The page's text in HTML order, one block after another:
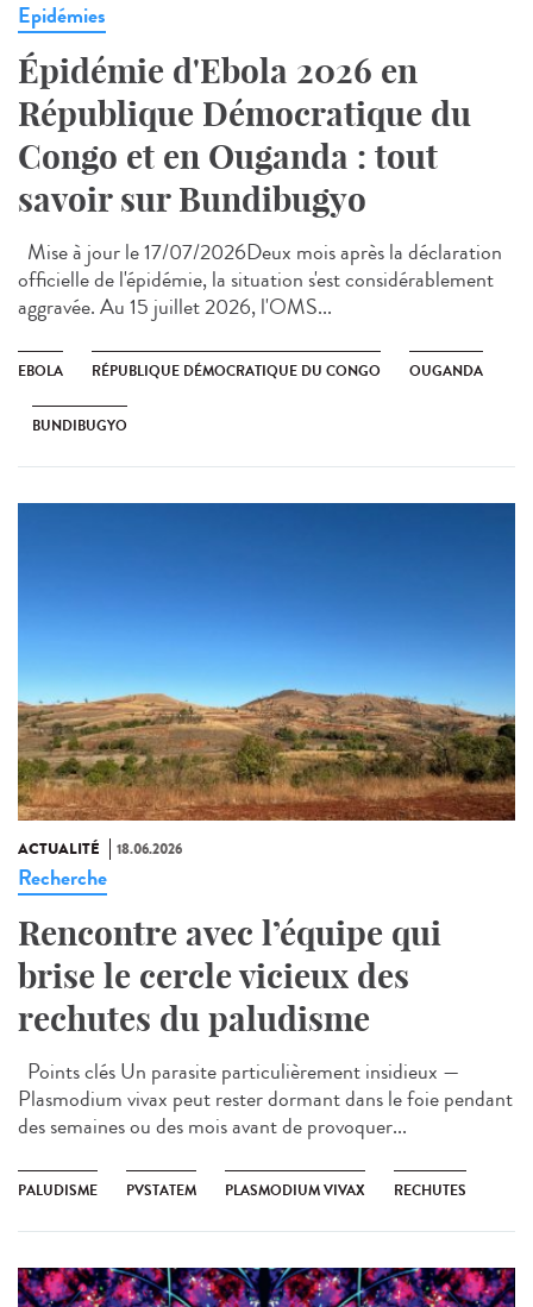
Epidémies
Épidémie d'Ebola 2026 en
République Démocratique du
Congo et en Ouganda : tout
savoir sur Bundibugyo
Mise à jour le 17/07/2026Deux mois après la déclaration
officielle de l'épidémie, la situation s'est considérablement
aggravée. Au 15 juillet 2026, l'OMS...
EBOLA RÉPUBLIQUE DÉMOCRATIQUE DU CONGO OUGANDA
BUNDIBUGYO
ACTUALITÉ 18.06.2026
Recherche
Rencontre avec l’équipe qui
brise le cercle vicieux des
rechutes du paludisme
Points clés Un parasite particulièrement insidieux —
Plasmodium vivax peut rester dormant dans le foie pendant
des semaines ou des mois avant de provoquer...
PALUDISME PVSTATEM PLASMODIUM VIVAX RECHUTES